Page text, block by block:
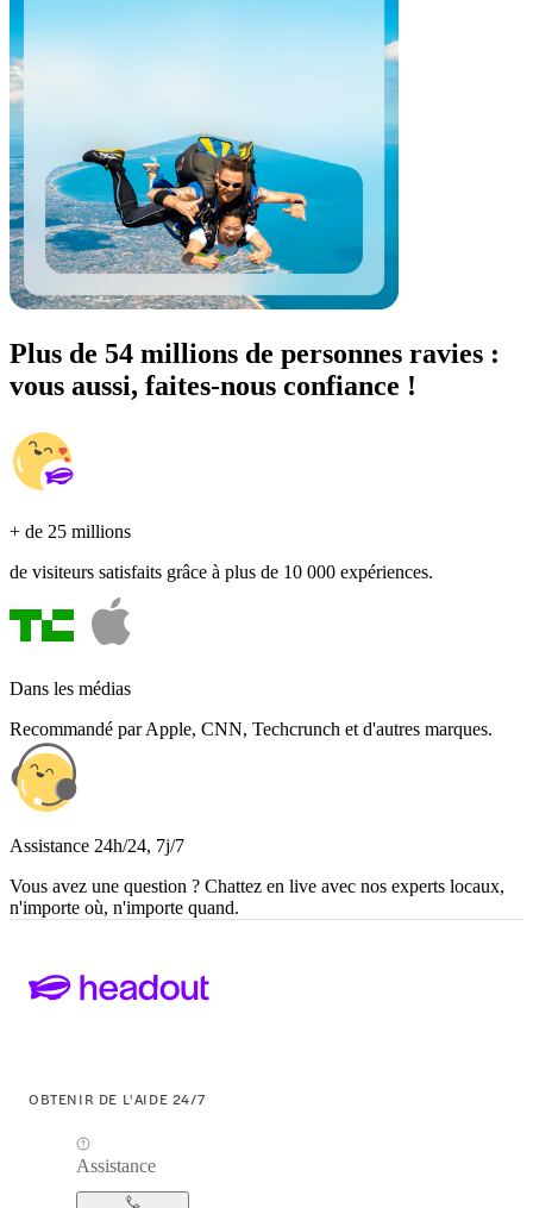
Plus de 54 millions de personnes ravies :
vous aussi, faites-nous confiance !
+ de 25 millions
de visiteurs satisfaits grâce à plus de 10 000 expériences.
Dans les médias
Recommandé par Apple, CNN, Techcrunch et d'autres marques.
Assistance 24h/24, 7j/7
Vous avez une question ? Chattez en live avec nos experts locaux,
n'importe où, n'importe quand.
OBTENIR DE L'AIDE 24/7
Assistance